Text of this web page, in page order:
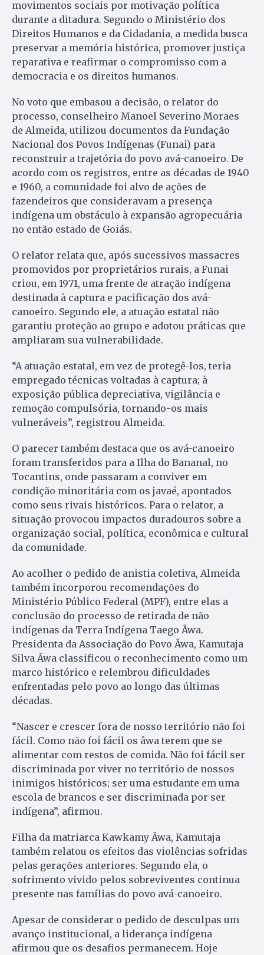
movimentos sociais por motivação política
durante a ditadura. Segundo o Ministério dos
Direitos Humanos e da Cidadania, a medida busca
preservar a memória histórica, promover justiça
reparativa e reafirmar o compromisso com a
democracia e os direitos humanos.
No voto que embasou a decisão, o relator do
processo, conselheiro Manoel Severino Moraes
de Almeida, utilizou documentos da Fundação
Nacional dos Povos Indígenas (Funai) para
reconstruir a trajetória do povo avá-canoeiro. De
acordo com os registros, entre as décadas de 1940
e 1960, a comunidade foi alvo de ações de
fazendeiros que consideravam a presença
indígena um obstáculo à expansão agropecuária
no então estado de Goiás.
O relator relata que, após sucessivos massacres
promovidos por proprietários rurais, a Funai
criou, em 1971, uma frente de atração indígena
destinada à captura e pacificação dos avá-
canoeiro. Segundo ele, a atuação estatal não
garantiu proteção ao grupo e adotou práticas que
ampliaram sua vulnerabilidade.
“A atuação estatal, em vez de protegê-los, teria
empregado técnicas voltadas à captura; à
exposição pública depreciativa, vigilância e
remoção compulsória, tornando-os mais
vulneráveis”, registrou Almeida.
O parecer também destaca que os avá-canoeiro
foram transferidos para a Ilha do Bananal, no
Tocantins, onde passaram a conviver em
condição minoritária com os javaé, apontados
como seus rivais históricos. Para o relator, a
situação provocou impactos duradouros sobre a
organização social, política, econômica e cultural
da comunidade.
Ao acolher o pedido de anistia coletiva, Almeida
também incorporou recomendações do
Ministério Público Federal (MPF), entre elas a
conclusão do processo de retirada de não
indígenas da Terra Indígena Taego Ãwa.
Presidenta da Associação do Povo Ãwa, Kamutaja
Silva Ãwa classificou o reconhecimento como um
marco histórico e relembrou dificuldades
enfrentadas pelo povo ao longo das últimas
décadas.
“Nascer e crescer fora de nosso território não foi
fácil. Como não foi fácil os âwa terem que se
alimentar com restos de comida. Não foi fácil ser
discriminada por viver no território de nossos
inimigos históricos; ser uma estudante em uma
escola de brancos e ser discriminada por ser
indígena”, afirmou.
Filha da matriarca Kawkamy Ãwa, Kamutaja
também relatou os efeitos das violências sofridas
pelas gerações anteriores. Segundo ela, o
sofrimento vivido pelos sobreviventes continua
presente nas famílias do povo avá-canoeiro.
Apesar de considerar o pedido de desculpas um
avanço institucional, a liderança indígena
afirmou que os desafios permanecem. Hoje